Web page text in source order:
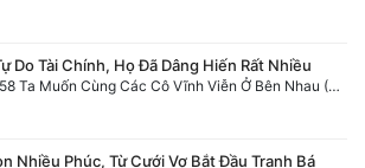
Do Tài Chính, Họ Đã Dâng Hiến Rất Nhiều
Chương 958 Ta Muốn Cùng Các Cô Vĩnh Viễn Ở Bên Nhau (2) Hết
Nhiều Phúc, Từ Cưới Vợ Bắt Đầu Tranh Bá